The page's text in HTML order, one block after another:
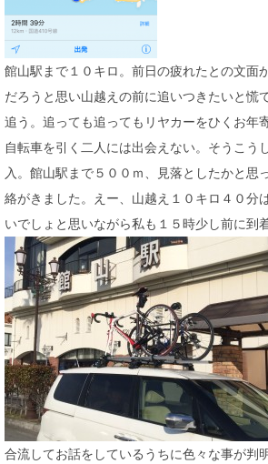
館山駅まで１０キロ。前日の疲れたとの文面
だろうと思い山越えの前に追いつきたいと慌
追う。追っても追ってもリヤカーをひくお年
自転車を引く二人には出会えない。そうこう
入。館山駅まで５００ｍ、見落としたかと思
絡がきました。えー、山越え１０キロ４０分
いでしょと思いながら私も１５時少し前に到着
合流してお話をしているうちに色々な事が判